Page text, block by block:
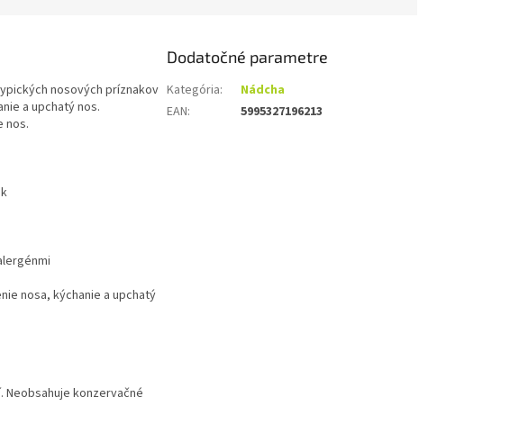
nosových príznakov
a upchatý nos.
nos.
nosa, kýchanie a upchatý
Neobsahuje konzervačné
Dodatočné parametre
Kategória:
Nádcha
EAN: 5995327196213